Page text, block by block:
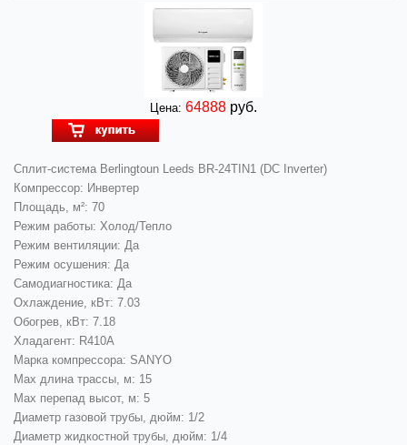
Цена: 64888 руб.
Сплит-система Berlingtoun Leeds BR-24TIN1 (DC Inverter)
Компрессор: Инвертер
Площадь, м²: 70
Режим работы: Холод/Тепло
Режим вентиляции: Да
Режим осушения: Да
Самодиагностика: Да
Охлаждение, кВт: 7.03
Обогрев, кВт: 7.18
Хладагент: R410A
Марка компрессора: SANYO
Max длина трассы, м: 15
Max перепад высот, м: 5
Диаметр газовой трубы, дюйм: 1/2
Диаметр жидкостной трубы, дюйм: 1/4